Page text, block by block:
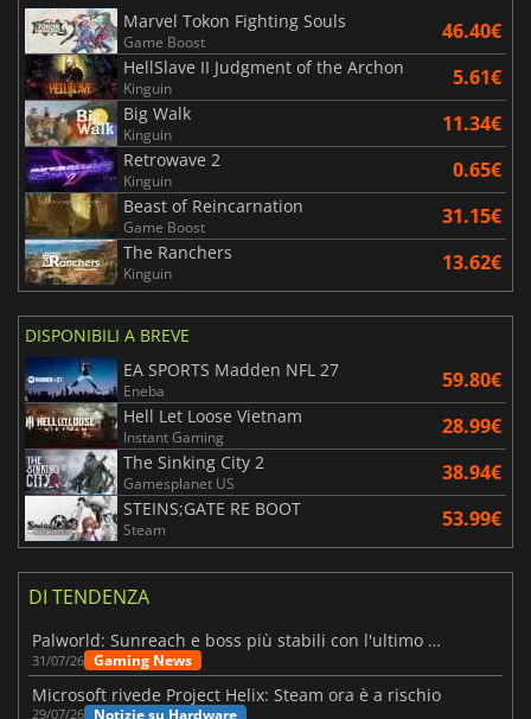
Marvel Tokon Fighting Souls
Game Boost 46.40€
HellSlave II Judgment of the Archon
Kinguin 5.61€
Big Walk
Kinguin 11.34€
Retrowave 2
Kinguin 0.65€
Beast of Reincarnation
Game Boost 31.15€
The Ranchers
Kinguin 13.62€
DISPONIBILI A BREVE
EA SPORTS Madden NFL 27
Eneba 59.80€
Hell Let Loose Vietnam
Instant Gaming 28.99€
The Sinking City 2
Gamesplanet US 38.94€
STEINS;GATE RE BOOT
Steam 53.99€
DI TENDENZA
Palworld: Sunreach e boss più stabili con l'ultimo update
31/07/26 Gaming News
Microsoft rivede Project Helix: Steam ora è a rischio
29/07/26 Notizie su Hardware